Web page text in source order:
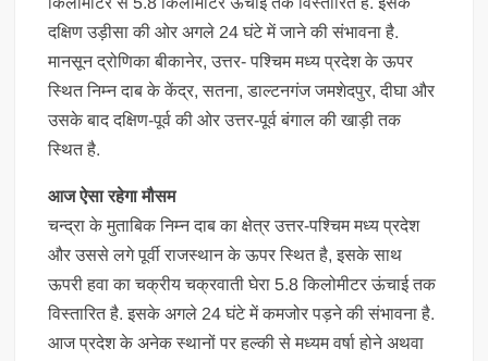
दक्षिण उड़ीसा की ओर अगले 24 घंटे में जाने की संभावना है.
मानसून द्रोणिका बीकानेर, उत्तर- पश्चिम मध्य प्रदेश के ऊपर
स्थित निम्न दाब के केंद्र, सतना, डाल्टनगंज जमशेदपुर, दीघा और
उसके बाद दक्षिण-पूर्व की ओर उत्तर-पूर्व बंगाल की खाड़ी तक
स्थित है.
आज ऐसा रहेगा मौसम
चन्द्रा के मुताबिक निम्न दाब का क्षेत्र उत्तर-पश्चिम मध्य प्रदेश
और उससे लगे पूर्वी राजस्थान के ऊपर स्थित है, इसके साथ
ऊपरी हवा का चक्रीय चक्रवाती घेरा 5.8 किलोमीटर ऊंचाई तक
विस्तारित है. इसके अगले 24 घंटे में कमजोर पड़ने की संभावना है.
आज प्रदेश के अनेक स्थानों पर हल्की से मध्यम वर्षा होने अथवा